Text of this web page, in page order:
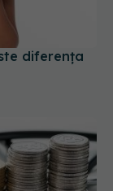
diferența